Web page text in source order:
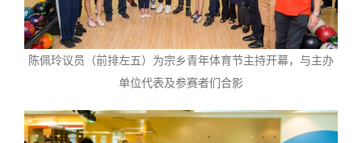
陈佩玲议员（前排左五）为宗乡青年体育节主持开幕，与主办
单位代表及参赛者们合影